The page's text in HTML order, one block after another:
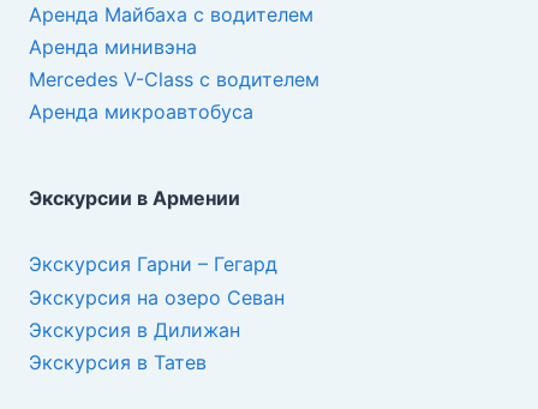
Аренда Майбаха с водителем
Аренда минивэна
Mercedes V-Class с водителем
Аренда микроавтобуса
Экскурсии в Армении
Экскурсия Гарни – Гегард
Экскурсия на озеро Севан
Экскурсия в Дилижан
Экскурсия в Татев